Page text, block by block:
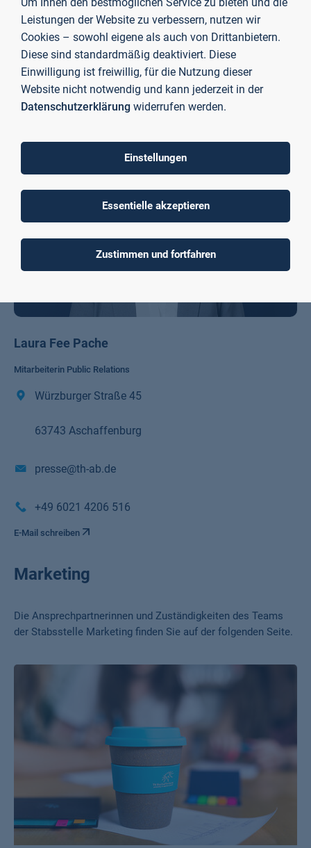
presse@th-ab.de
+49 6021 4206 613
E-Mail schreiben
PR/Wissenschaftskommunikation
Laura Fee Pache
Mitarbeiterin Public Relations
Würzburger Straße 45
63743 Aschaffenburg
presse@th-ab.de
+49 6021 4206 516
E-Mail schreiben
Marketing
Die Ansprechpartnerinnen und Zuständigkeiten des Teams
der Stabsstelle Marketing finden Sie auf der folgenden Seite.
Leistungen der Website zu verbessern, nutzen wir
Cookies – sowohl eigene als auch von Drittanbietern.
Diese sind standardmäßig deaktiviert. Diese
Einwilligung ist freiwillig, für die Nutzung dieser
Website nicht notwendig und kann jederzeit in der
Datenschutzerklärung widerrufen werden.
Einstellungen
Essentielle akzeptieren
Zustimmen und fortfahren